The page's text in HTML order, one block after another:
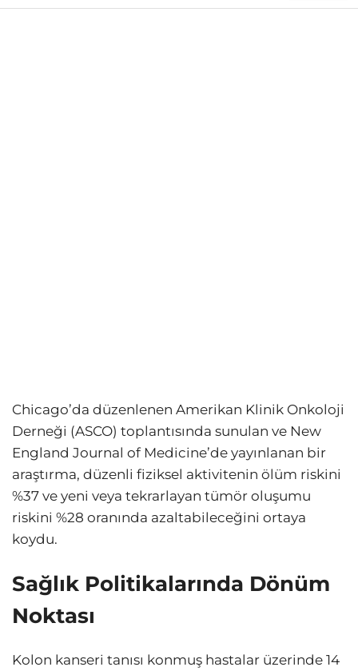
Chicago’da düzenlenen Amerikan Klinik Onkoloji
Derneği (ASCO) toplantısında sunulan ve New
England Journal of Medicine’de yayınlanan bir
araştırma, düzenli fiziksel aktivitenin ölüm riskini
%37 ve yeni veya tekrarlayan tümör oluşumu
riskini %28 oranında azaltabileceğini ortaya
koydu.
Sağlık Politikalarında Dönüm
Noktası
Kolon kanseri tanısı konmuş hastalar üzerinde 14